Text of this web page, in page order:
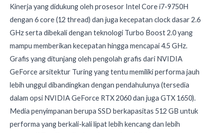
Kinerja yang didukung oleh prosesor Intel Core i7-9750H
dengan 6 core (12 thread) dan juga kecepatan clock dasar 2.6
GHz serta dibekali dengan teknologi Turbo Boost 2.0 yang
mampu memberikan kecepatan hingga mencapai 4.5 GHz.
Grafis yang ditunjang oleh pengolah grafis dari NVIDIA
GeForce arsitektur Turing yang tentu memiliki performa jauh
lebih unggul dibandingkan dengan pendahulunya (tersedia
dalam opsi NVIDIA GeForce RTX 2060 dan juga GTX 1650).
Media penyimpanan berupa SSD berkapasitas 512 GB untuk
performa yang berkali-kali lipat lebih kencang dan lebih